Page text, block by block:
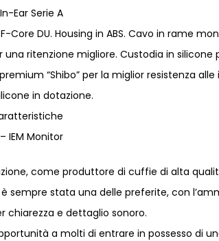
Ear Serie A
DU. Housing in ABS. Cavo in rame
ritenzione migliore. Custodia in silicone
“Shibo” per la miglior resistenza
in dotazione.
IEM Monitor
come produttore di cuffie di alta
sempre stata una delle preferite, con
chiarezza e dettaglio sonoro.
a molti di entrare in possesso di